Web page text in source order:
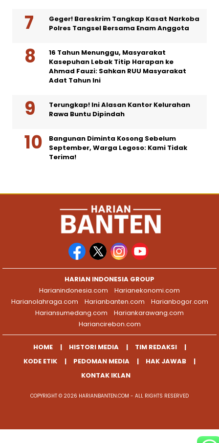
Geger! Bareskrim Tangkap Kasat Narkoba
Polres Tangsel Bersama Enam Anggota
16 Tahun Menunggu, Masyarakat
Kasepuhan Lebak Titip Harapan ke
Ahmad Fauzi: Sahkan RUU Masyarakat
Adat Tahun Ini
Terungkap! Ini Alasan Kantor Kelurahan
Rawa Buntu Dipindah
Bangunan Diminta Kosong Sebelum
September, Warga Legoso: Kami Tidak
Terima!
HARIAN INDONESIA GROUP
Harianindonesia.com
Harianekonomi.com
Harianolahraga.com
Harianbanten.com
Harianbogor.com
Hariansumedang.com
Hariankarawang.com
Hariancirebon.com
HOME HISTORI MEDIA
TIM REDAKSI
KODE ETIK
PEDOMAN MEDIA
HAK JAWAB
KONTAK IKLAN
COPYRIGHT © 2026 HARIANBANTEN.COM - ALL RIGHTS RESERVED